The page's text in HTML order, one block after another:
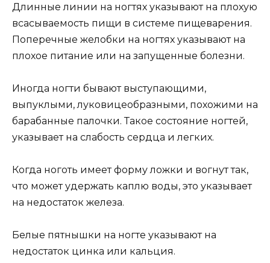
Длинные линии на ногтях указывают на плохую
всасываемость пищи в системе пищеварения.
Поперечные желобки на ногтях указывают на
плохое питание или на запущенные болезни.
Иногда ногти бывают выступающими,
выпуклыми, луковицеобразными, похожими на
барабанные палочки. Такое состояние ногтей,
указывает на слабость сердца и легких.
Когда ноготь имеет форму ложки и вогнут так,
что может удержать каплю воды, это указывает
на недостаток железа.
Белые пятнышки на ногте указывают на
недостаток цинка или кальция.